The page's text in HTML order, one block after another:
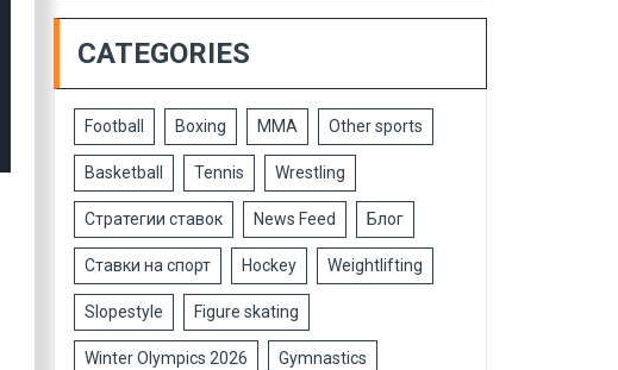
CATEGORIES
Football Boxing MMA Other sports
Basketball Tennis Wrestling
Стратегии ставок News Feed Блог
Ставки на спорт Hockey Weightlifting
Slopestyle Figure skating
Winter Olympics 2026 Gymnastics